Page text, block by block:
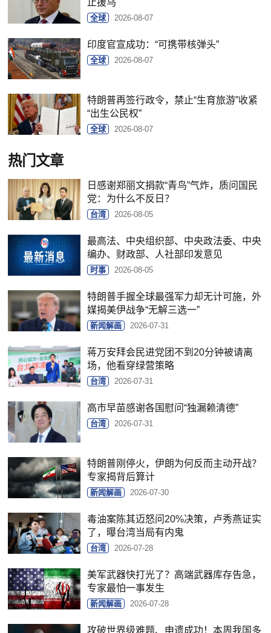
止援乌
全球 2026-08-07
印度官宣成功：“可携带核弹头”
全球 2026-08-07
特朗普再签行政令，禁止“生育旅游”收紧
“出生公民权”
全球 2026-08-07
热门文章
日感谢郑丽文捐款“青鸟”气炸，质问国民
党：为什么不反日？
台湾 2026-08-05
最高法、中央组织部、中央政法委、中央
编办、财政部、人社部印发意见
时事 2026-08-05
特朗普手握全球最强军力却无计可施，外
媒揭美伊战争“无解三选一”
新闻解画 2026-07-31
蒋万安拜会民进党团不到20分钟被请离
场，他看穿绿营策略
台湾 2026-07-31
高市早苗感谢各国慰问“独漏赖清德”
台湾 2026-07-31
特朗普刚停火，伊朗为何反而主动开战？
专家揭背后算计
新闻解画 2026-07-30
毒油案陈其迈怒问20%决策，卢秀燕证实
了，曝台湾当局有内鬼
台湾 2026-07-28
美军武器快打光了？高端武器库存告急，
专家最怕一事发生
新闻解画 2026-07-28
攻破世界级难题、申遗成功！本周我国多